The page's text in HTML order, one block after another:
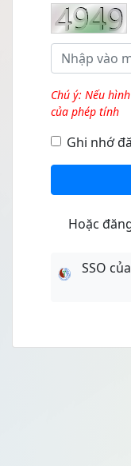
Chú ý: Nếu
của phép tính
Ghi nhớ
Hoặc
SSO